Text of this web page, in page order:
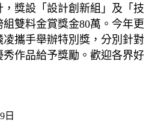
獎設「設計創新組」及「技
雙料金賞獎金80萬。今年更
攜手舉辦特別獎，分別針對
作品給予獎勵。歡迎各界好
日